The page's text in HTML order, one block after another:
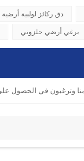
دق ركائز لولبية أرضية
برغي أرضي حلزوني